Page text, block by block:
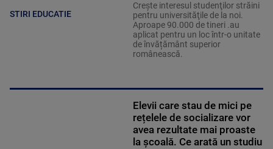
STIRI EDUCATIE
Creşte interesul studenţilor străini
pentru universităţile de la noi.
Aproape 90.000 de tineri .au
aplicat pentru un loc într-o unitate
de învățământ superior
românească.
Elevii care stau de mici pe
rețelele de socializare vor
avea rezultate mai proaste
la școală. Ce arată un studiu